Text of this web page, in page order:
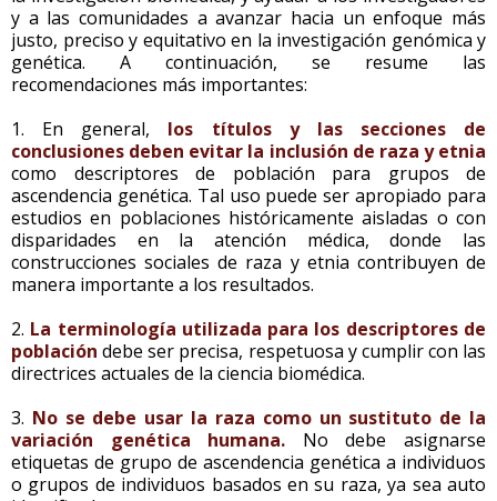
y a las comunidades a avanzar hacia un enfoque más
justo, preciso y equitativo en la investigación genómica y
genética. A continuación, se resume las
recomendaciones más importantes:
1. En general, los títulos y las secciones de
conclusiones deben evitar la inclusión de raza y etnia
como descriptores de población para grupos de
ascendencia genética. Tal uso puede ser apropiado para
estudios en poblaciones históricamente aisladas o con
disparidades en la atención médica, donde las
construcciones sociales de raza y etnia contribuyen de
manera importante a los resultados.
2. La terminología utilizada para los descriptores de
población debe ser precisa, respetuosa y cumplir con las
directrices actuales de la ciencia biomédica.
3. No se debe usar la raza como un sustituto de la
variación genética humana. No debe asignarse
etiquetas de grupo de ascendencia genética a individuos
o grupos de individuos basados en su raza, ya sea auto